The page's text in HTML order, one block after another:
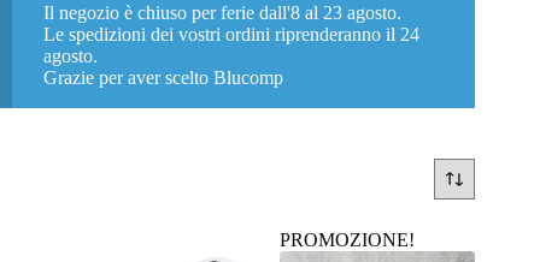
Il negozio è chiuso per ferie dall'8 al 23 agosto.
Le spedizioni dei vostri ordini riprenderanno il 24
agosto.
Grazie per aver scelto Blucomp
PROMOZIONE!